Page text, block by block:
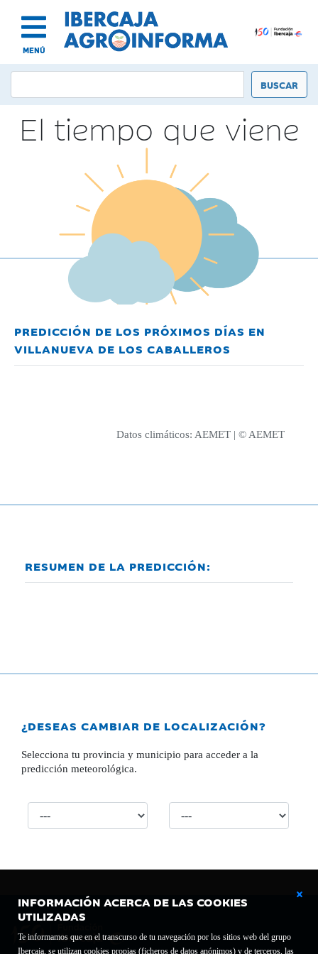
MENÚ
INFORMACIÓN ACERCA DE LAS COOKIES
UTILIZADAS
Te informamos que en el transcurso de tu navegación por los sitios web del grupo
Ibercaja, se utilizan cookies propias (ficheros de datos anónimos) y de terceros, las
El tiempo que viene
PREDICCIÓN DE LOS PRÓXIMOS DÍAS EN
VILLANUEVA DE LOS CABALLEROS
Datos climáticos: AEMET | © AEMET
RESUMEN DE LA PREDICCIÓN:
¿DESEAS CAMBIAR DE LOCALIZACIÓN?
Selecciona tu provincia y municipio para acceder a la
predicción meteorológica.